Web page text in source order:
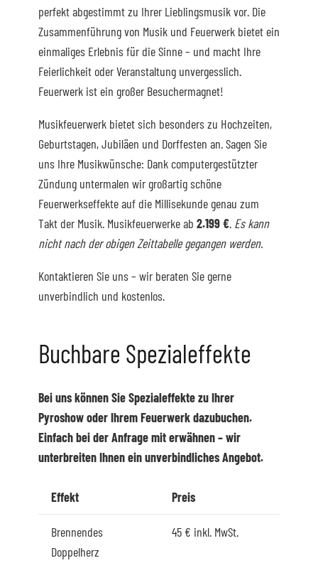
perfekt abgestimmt zu Ihrer Lieblingsmusik vor. Die
Zusammenführung von Musik und Feuerwerk bietet ein
einmaliges Erlebnis für die Sinne – und macht Ihre
Feierlichkeit oder Veranstaltung unvergesslich.
Feuerwerk ist ein großer Besuchermagnet!
Musikfeuerwerk bietet sich besonders zu Hochzeiten,
Geburtstagen, Jubiläen und Dorffesten an. Sagen Sie
uns Ihre Musikwünsche: Dank computergestützter
Zündung untermalen wir großartig schöne
Feuerwerkseffekte auf die Millisekunde genau zum
Takt der Musik. Musikfeuerwerke ab 2.199 €. Es kann
nicht nach der obigen Zeittabelle gegangen werden.
Kontaktieren Sie uns – wir beraten Sie gerne
unverbindlich und kostenlos.
Buchbare Spezialeffekte
Bei uns können Sie Spezialeffekte zu Ihrer
Pyroshow oder Ihrem Feuerwerk dazubuchen.
Einfach bei der Anfrage mit erwähnen – wir
unterbreiten Ihnen ein unverbindliches Angebot.
Effekt Preis
Brennendes
Doppelherz
45 € inkl. MwSt.